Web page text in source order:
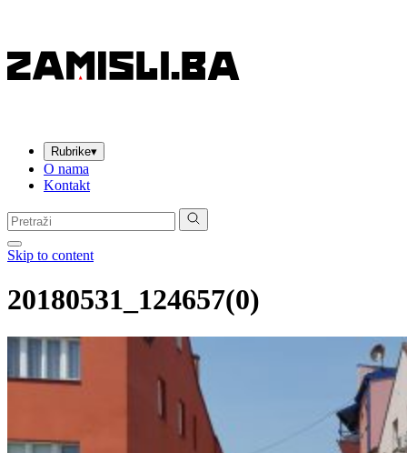
Rubrike▾
O nama
Kontakt
Pretraga:
Skip to content
20180531_124657(0)